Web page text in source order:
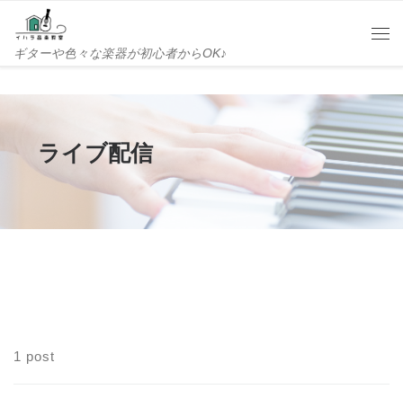
Skip to content
ギターや色々な楽器が初心者からOK♪
ライブ配信
1 post